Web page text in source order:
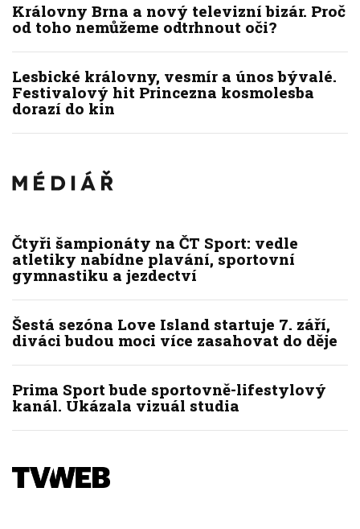
Královny Brna a nový televizní bizár. Proč
od toho nemůžeme odtrhnout oči?
Lesbické královny, vesmír a únos bývalé.
Festivalový hit Princezna kosmolesba
dorazí do kin
Čtyři šampionáty na ČT Sport: vedle
atletiky nabídne plavání, sportovní
gymnastiku a jezdectví
Šestá sezóna Love Island startuje 7. září,
diváci budou moci více zasahovat do děje
Prima Sport bude sportovně-lifestylový
kanál. Ukázala vizuál studia